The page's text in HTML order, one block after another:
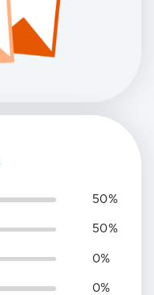
50%
50%
0%
0%